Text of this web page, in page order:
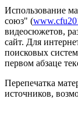
Использование
союз" (
видеосюжетов,
сайт. Для
поисковых
первом абзаце
Перепечатка
источников,